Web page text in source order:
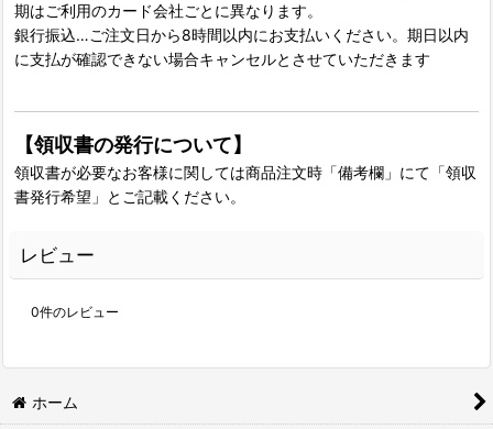
期はご利用のカード会社ごとに異なります。
銀行振込…ご注文日から8時間以内にお支払いください。期日以内
に支払が確認できない場合キャンセルとさせていただきます
【領収書の発行について】
領収書が必要なお客様に関しては商品注文時「備考欄」にて「領収
書発行希望」とご記載ください。
レビュー
0件のレビュー
ホーム